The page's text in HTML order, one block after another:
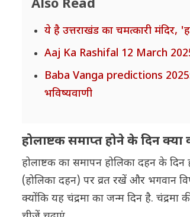
Also Read
ये है उत्तराखंड का चमत्कारी मंदिर,
Aaj Ka Rashifal 12 March
Baba Vanga predictions 2025:
भविष्यवाणी
होलाष्टक समाप्त होने के दिन क्या
होलाष्टक का समापन होलिका दहन के
(होलिका दहन) पर व्रत रखें और भगवान
क्योंकि यह चंद्रमा का जन्म दिन है.